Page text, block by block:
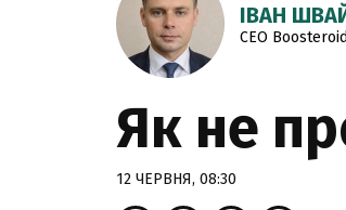
ІВАН
CEO Boosteroid
Як не
12 ЧЕРВНЯ, 08:30